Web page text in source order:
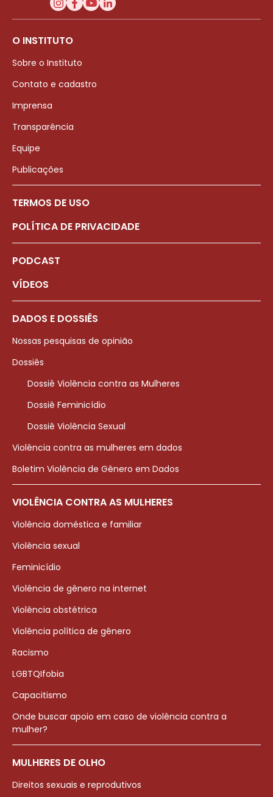
O INSTITUTO
Sobre o Instituto
Contato e cadastro
Imprensa
Transparência
Equipe
Publicações
TERMOS DE USO
POLÍTICA DE PRIVACIDADE
PODCAST
VÍDEOS
DADOS E DOSSIÊS
Nossas pesquisas de opinião
Dossiês
Dossiê Violência contra as Mulheres
Dossiê Feminicídio
Dossiê Violência Sexual
Violência contra as mulheres em dados
Boletim Violência de Gênero em Dados
VIOLÊNCIA CONTRA AS MULHERES
Violência doméstica e familiar
Violência sexual
Feminicídio
Violência de gênero na internet
Violência obstétrica
Violência política de gênero
Racismo
LGBTQIfobia
Capacitismo
Onde buscar apoio em caso de violência contra a
mulher?
MULHERES DE OLHO
Direitos sexuais e reprodutivos